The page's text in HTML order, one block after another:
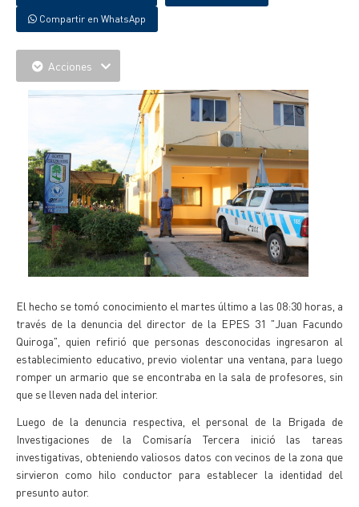
Compartir en WhatsApp
Acciones
El hecho se tomó conocimiento el martes último a las 08:30 horas, a
través de la denuncia del director de la EPES 31 "Juan Facundo
Quiroga", quien refirió que personas desconocidas ingresaron al
establecimiento educativo, previo violentar una ventana, para luego
romper un armario que se encontraba en la sala de profesores, sin
que se lleven nada del interior.
Luego de la denuncia respectiva, el personal de la Brigada de
Investigaciones de la Comisaría Tercera inició las tareas
investigativas, obteniendo valiosos datos con vecinos de la zona que
sirvieron como hilo conductor para establecer la identidad del
presunto autor.